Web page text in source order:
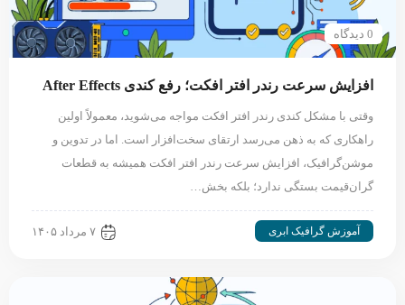
0 دیدگاه
افزایش سرعت رندر افتر افکت؛ رفع کندی After Effects
وقتی با مشکل کندی رندر افتر افکت مواجه می‌شوید، معمولاً اولین
راهکاری که به ذهن می‌رسد ارتقای سخت‌افزار است. اما در تدوین و
موشن‌گرافیک، افزایش سرعت رندر افتر افکت همیشه به قطعات
گران‌قیمت بستگی ندارد؛ بلکه بخش…
آموزش گرافیک ابری ۷ مرداد ۱۴۰۵